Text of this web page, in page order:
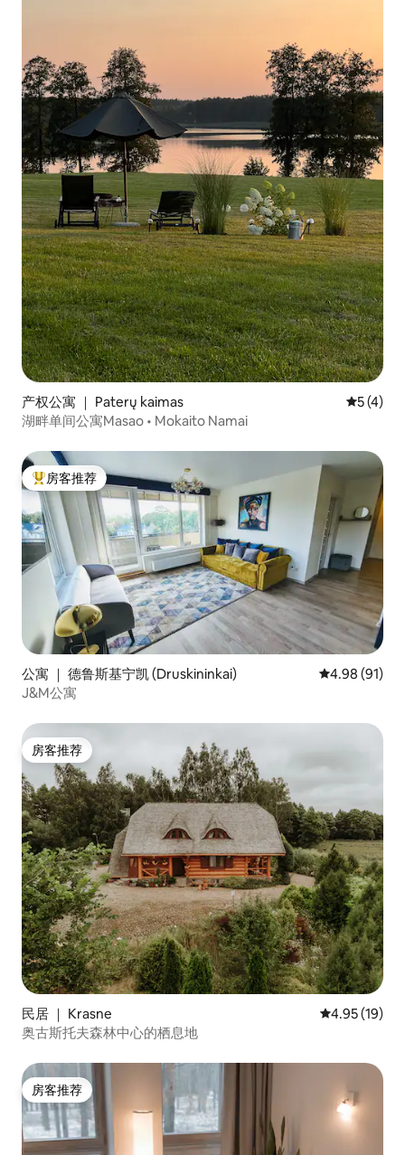
产权公寓 ｜ Paterų kaimas 平均评分
5 (4)
湖畔单间公寓Masao • Mokaito Namai
热门「房客推荐」
房客推荐
公寓 ｜ 德鲁斯基宁凯 (Druskininkai) 平均评分
4.98 (91)
J&M公寓
房客推荐
房客推荐
民居 ｜ Krasne 平均评分
4.95 (19)
奥古斯托夫森林中心的栖息地
房客推荐
房客推荐